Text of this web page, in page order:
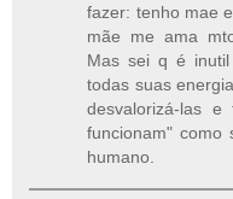
fazer: tenho mae
mãe me ama
Mas sei q é
todas suas
desvalorizá-las
funcionam" como
humano.